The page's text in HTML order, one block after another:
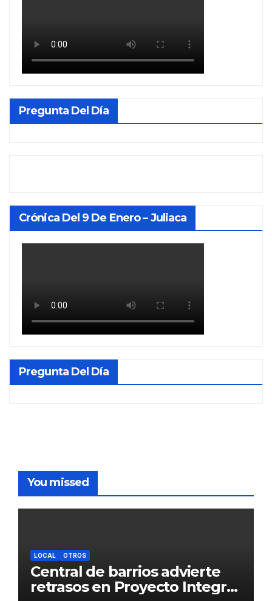
Pregunta Del Día
Crónica Del 9 De Enero – Juliaca
Pregunta Del Día
You missed
LOCAL OTROS
Central de barrios advierte
retrasos en Proyecto Integral